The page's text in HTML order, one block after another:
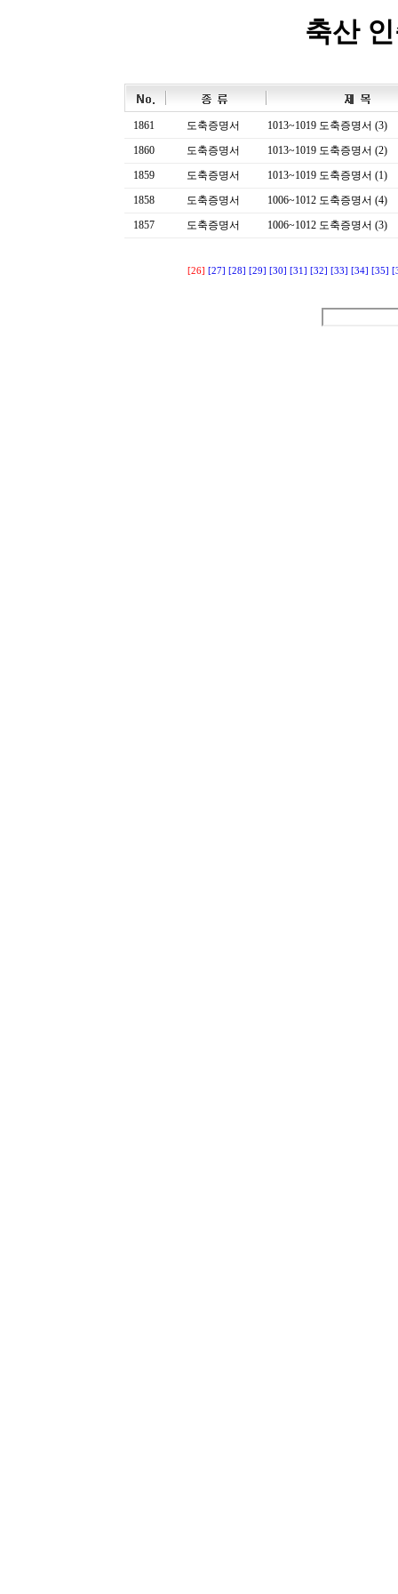
축산
1861 도축증명서
1013~1019 도축증명서 (3)
1860
도축증명서
1013~1019 도축증명서 (2)
1859
도축증명서
1013~1019 도축증명서 (1)
1858
도축증명서
1006~1012 도축증명서 (4)
1857
도축증명서 1006~1012 도축증명서 (3)
[26] [27] [28] [29] [30] [31] [32] [33] [34] [35]